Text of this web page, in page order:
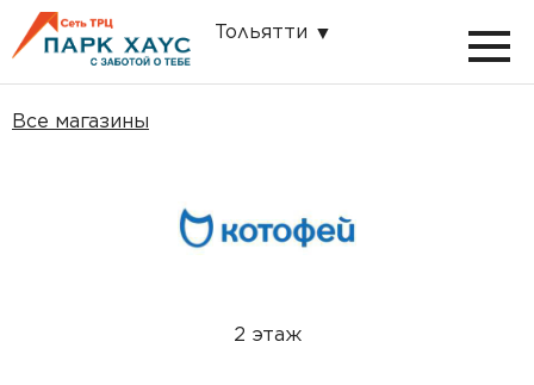
Тольятти
Все магазины
2 этаж